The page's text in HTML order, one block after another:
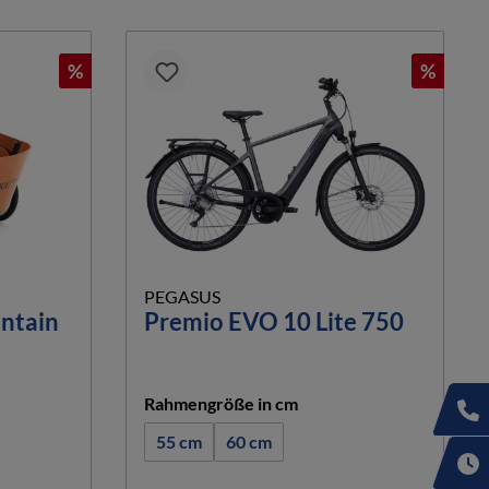
% %
PEGASUS
Premio EVO 10 Lite 750
Rahmengröße in cmauswählen
55 cm
60 cm